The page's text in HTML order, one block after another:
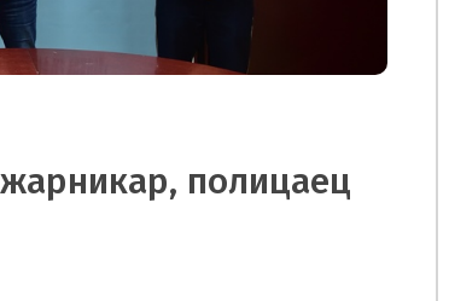
полицаец